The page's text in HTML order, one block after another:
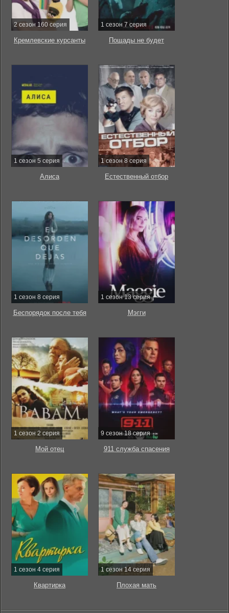
2 сезон 160 серия
Кремлевские курсанты
1 сезон 7 серия
Пощады не будет
1 сезон 5 серия
Алиса
1 сезон 8 серия
Естественный отбор
1 сезон 8 серия
Беспорядок после тебя
1 сезон 13 серия
Мэгги
1 сезон 2 серия
Мой отец
9 сезон 18 серия
911 служба спасения
1 сезон 4 серия
Квартирка
1 сезон 14 серия
Плохая мать